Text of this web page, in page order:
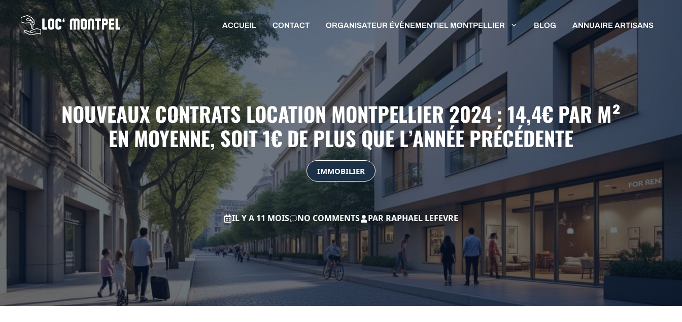
contenu
ACCUEIL CONTACT ORGANISATEUR ÉVÈNEMENTIEL MONTPELLIER BLOG ANNUAIRE ARTISANS
NOUVEAUX CONTRATS LOCATION MONTPELLIER 2024 : 14,4€ PAR M²
EN MOYENNE, SOIT 1€ DE PLUS QUE L’ANNÉE PRÉCÉDENTE
IMMOBILIER
IL Y A 11 MOIS NO COMMENTS PAR RAPHAEL LEFEVRE